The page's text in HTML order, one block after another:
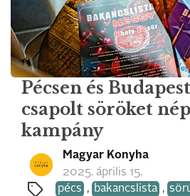
Pécsen és
csapolt söröket
kampány
Magyar Konyha
2025. április 15.
pécs , bakancslista ,